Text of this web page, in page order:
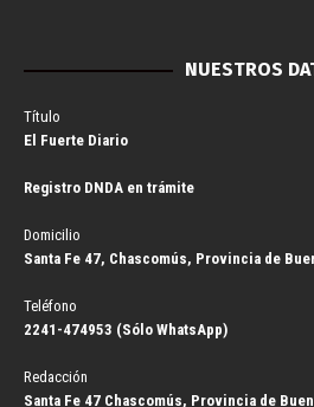
NUESTROS
Título
El Fuerte Diario
Registro DNDA en trámite
Domicilio
Santa Fe 47, Chascomús, Provincia de
Teléfono
2241-474953 (Sólo WhatsApp)
Redacción
Santa Fe 47 Chascomús, Provincia de